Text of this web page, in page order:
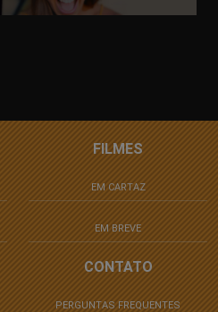
FILMES
EM CARTAZ
EM BREVE
CONTATO
PERGUNTAS FREQUENTES